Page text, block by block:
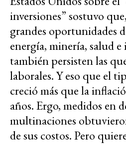
inversiones” sostuvo
grandes oportunidades
energía, minería, salud
también persisten las
laborales. Y eso que el
creció más que la
años. Ergo, medidos en
multinaciones
de sus costos. Pero